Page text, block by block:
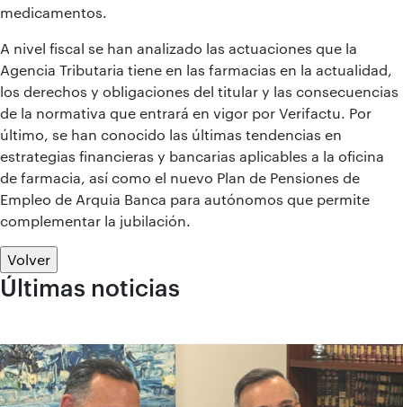
medicamentos.
A nivel fiscal se han analizado las actuaciones que la
Agencia Tributaria tiene en las farmacias en la actualidad,
los derechos y obligaciones del titular y las consecuencias
de la normativa que entrará en vigor por Verifactu. Por
último, se han conocido las últimas tendencias en
estrategias financieras y bancarias aplicables a la oficina
de farmacia, así como el nuevo Plan de Pensiones de
Empleo de Arquia Banca para autónomos que permite
complementar la jubilación.
Volver
Últimas noticias